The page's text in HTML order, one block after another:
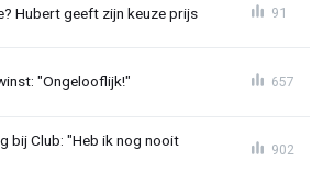
Hubert geeft zijn keuze prijs 91
"Ongelooflijk!" 657
bij Club: "Heb ik nog nooit
902